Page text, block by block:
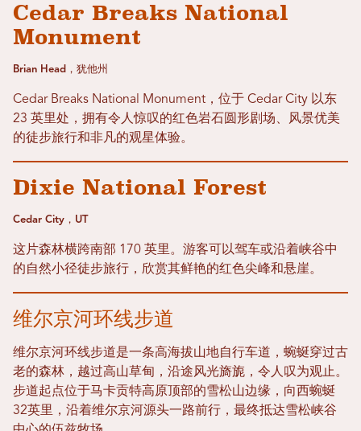
Cedar Breaks National
Monument
Brian Head，犹他州
Cedar Breaks National Monument，位于 Cedar City 以东
23 英里处，拥有令人惊叹的红色岩石圆形剧场、风景优美
的徒步旅行和非凡的观星体验。
Dixie National Forest
Cedar City，UT
这片森林横跨南部 170 英里。游客可以驾车或沿着峡谷中
的自然小径徒步旅行，欣赏其鲜艳的红色尖峰和悬崖。
维尔京河环线步道
维尔京河环线步道是一条高海拔山地自行车道，蜿蜒穿过古
老的森林，越过高山草甸，沿途风光旖旎，令人叹为观止。
步道起点位于马卡贡特高原顶部的雪松山边缘，向西蜿蜒
32英里，沿着维尔京河源头一路前行，最终抵达雪松峡谷